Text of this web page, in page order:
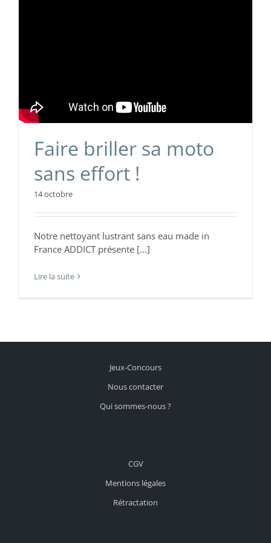
Faire briller sa moto
sans effort !
14 octobre
Notre nettoyant lustrant sans eau made in
France ADDICT présente [...]
Lire la suite
Jeux-Concours
Nous contacter
Qui sommes-nous ?
CGV
Mentions légales
Rétractation